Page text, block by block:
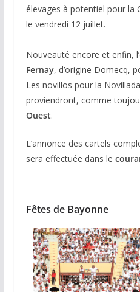
élevages à potentiel pour la
le vendredi 12 juillet.
Nouveauté encore et enfin,
Fernay, d’origine Domecq,
Les novillos pour la
proviendront, comme
Ouest.
L’annonce des cartels
sera effectuée dans le
Fêtes de Bayonne